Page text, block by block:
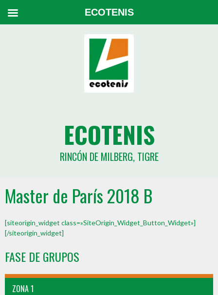
ECOTENIS
RINCÓN DE MILBERG, TIGRE
Master de París 2018 B
[siteorigin_widget class=»SiteOrigin_Widget_Button_Widget»]
[/siteorigin_widget]
FASE DE GRUPOS
ZONA 1
ECOTENIS